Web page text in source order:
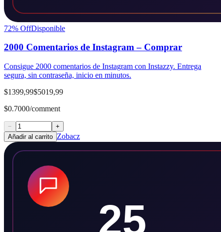
72% OffDisponible
2000 Comentarios de Instagram – Comprar
Consigue 2000 comentarios de Instagram con Instazzy. Entrega
segura, sin contraseña, inicio en minutos.
$1399,99$5019,99
$0.7000/comment
−
+
Añadir al carrito Zobacz